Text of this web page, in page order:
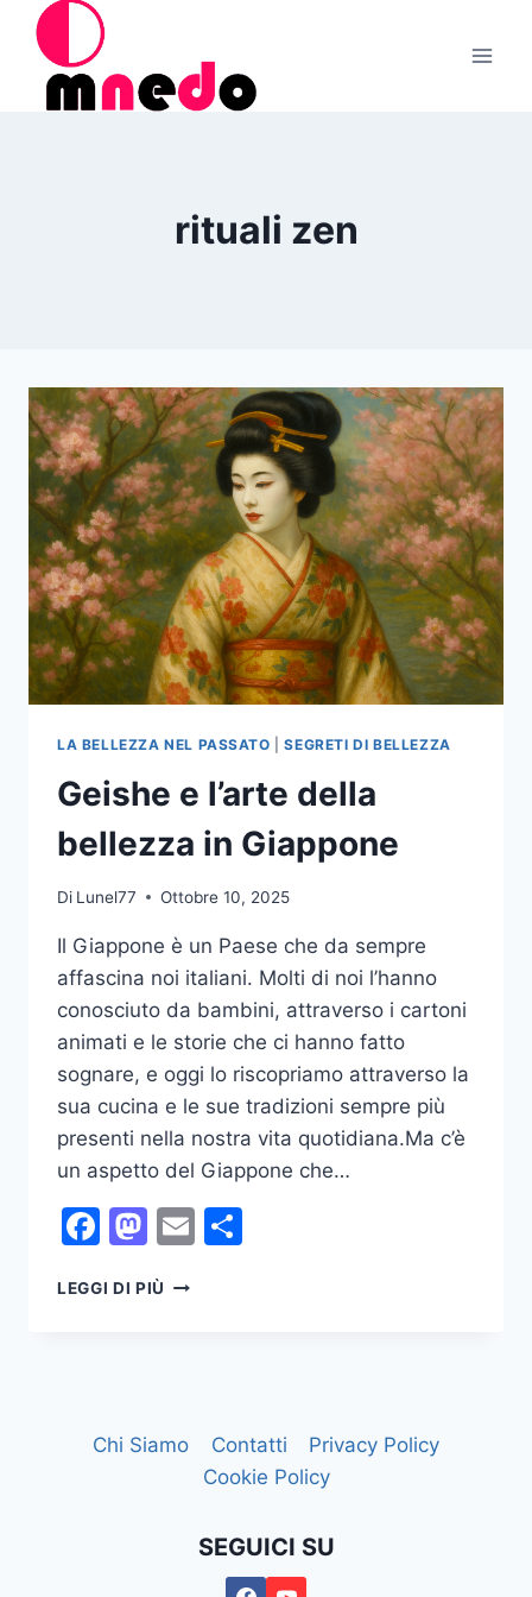
Salta
contenuto
rituali zen
LA BELLEZZA NEL PASSATO |SEGRETI DI BELLEZZA
Geishe e l’arte della
bellezza in Giappone
Di Lunel77 Ottobre 10, 2025
Il Giappone è un Paese che da sempre
affascina noi italiani. Molti di noi l’hanno
conosciuto da bambini, attraverso i cartoni
animati e le storie che ci hanno fatto
sognare, e oggi lo riscopriamo attraverso la
sua cucina e le sue tradizioni sempre più
presenti nella nostra vita quotidiana.Ma c’è
un aspetto del Giappone che…
Facebook
Mastodon
Email
LEGGI DI PIÙ GEISHE
Chi Siamo Contatti
Privacy Policy
Cookie Policy
SEGUICI SU